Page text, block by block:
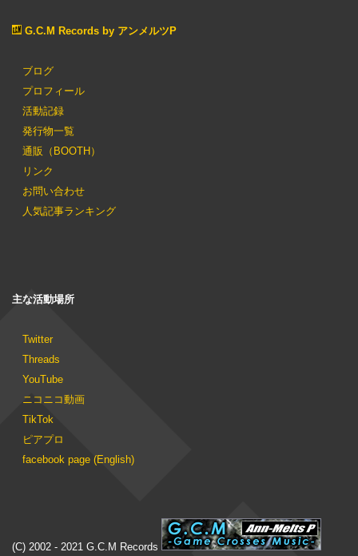
G.C.M Records by アンメルツP
ブログ
プロフィール
活動記録
発行物一覧
通販（BOOTH）
リンク
お問い合わせ
人気記事ランキング
主な活動場所
Twitter
Threads
YouTube
ニコニコ動画
TikTok
ピアプロ
facebook page (English)
(C) 2002 - 2021 G.C.M Records